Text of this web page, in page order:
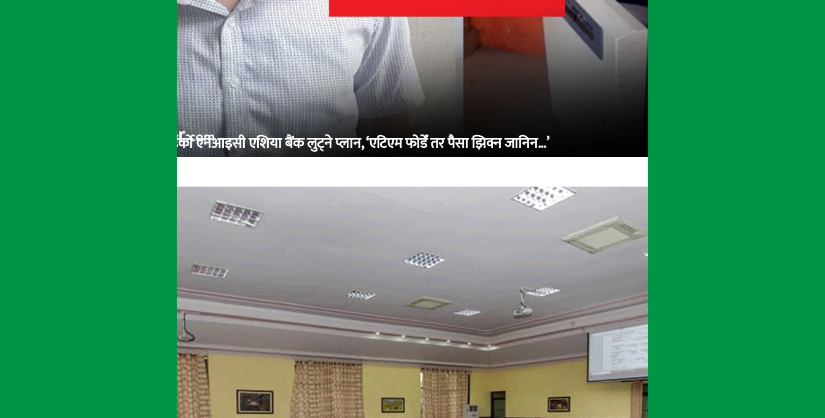
यसरी फेल भयो २२ बर्षीय घरज्वाईंको एनआइसी एशिया बैंक लुट्ने प्लान, ‘एटिएम फोडेँ तर पैसा झिक्न जानिन…’